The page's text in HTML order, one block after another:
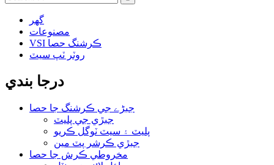
گھر
مصنوعات
VSI ڪرشنگ حصا
روٽر ٽپ سيٽ
درجا بندي
جبڑے جي ڪرشنگ جا حصا
جبڙي جي پليٽ
پليٽ ۽ سيٽ ٽوگل ڪريو
جبڙي ڪرشر پٽ مين
مخروطي ڪرش جا حصا